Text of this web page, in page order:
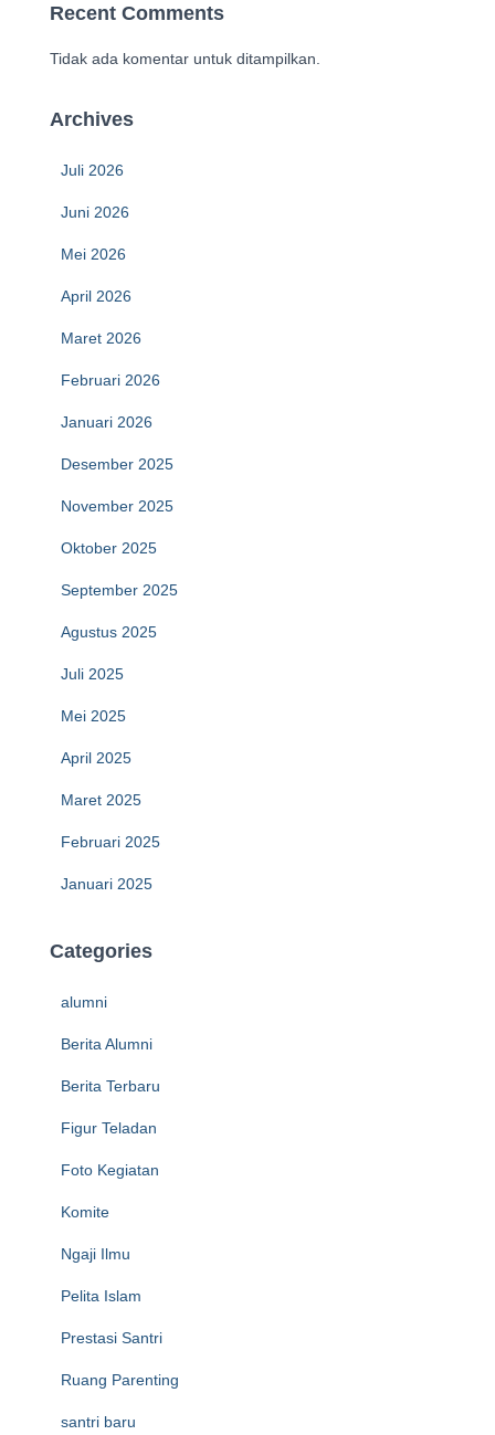
Recent Comments
Tidak ada komentar untuk ditampilkan.
Archives
Juli 2026
Juni 2026
Mei 2026
April 2026
Maret 2026
Februari 2026
Januari 2026
Desember 2025
November 2025
Oktober 2025
September 2025
Agustus 2025
Juli 2025
Mei 2025
April 2025
Maret 2025
Februari 2025
Januari 2025
Categories
alumni
Berita Alumni
Berita Terbaru
Figur Teladan
Foto Kegiatan
Komite
Ngaji Ilmu
Pelita Islam
Prestasi Santri
Ruang Parenting
santri baru